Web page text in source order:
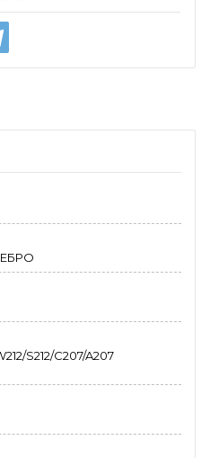
S212/C207/A207